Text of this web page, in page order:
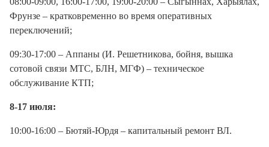
Фрунзе – кратковременно во время оперативных
переключений;
09:30-17:00 – Аппаны (И. Решетникова, бойня, вышка
сотовой связи МТС, БЛН, МГФ) – техническое
обслуживание КТП;
8-17 июля:
10:00-16:00 – Бютяй-Юрдя – капитальный ремонт ВЛ.